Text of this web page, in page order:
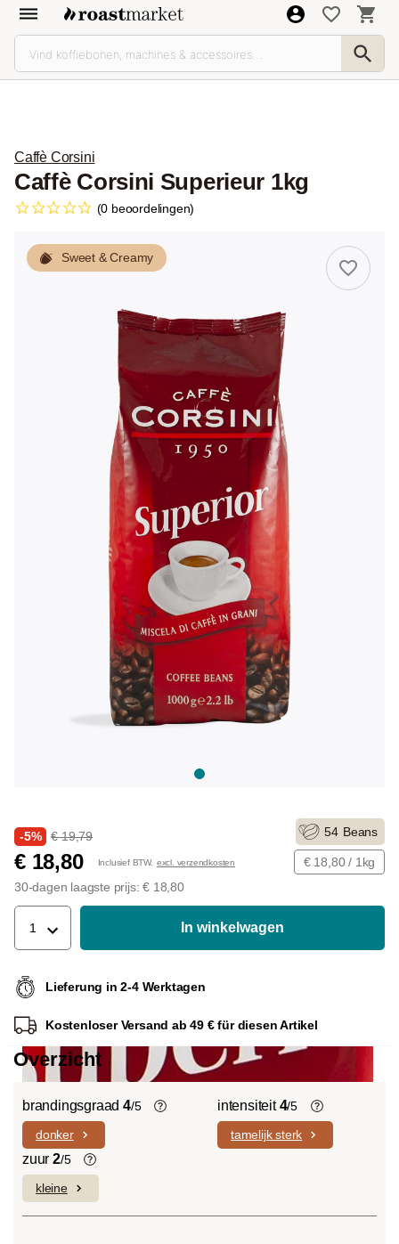
Caffè Corsini
Caffè Corsini Superieur 1kg
(0 beoordelingen)
Sweet & Creamy
-5% € 19,79
€ 18,80 Inclusief BTW. excl. verzendkosten
30-dagen laagste prijs: € 18,80
54 Beans
€ 18,80 / 1kg
1 In winkelwagen
Lieferung in 2-4 Werktagen
Kostenloser Versand ab 49 € für diesen Artikel
Overzicht
brandingsgraad 4/5
Light roast (licht Cinnamon Roast):
Uitgesproken fruitige smaken en
complexe zuren domineren met een
laag bitterheidsniveau.
donker
intensiteit4/5
De individuele smaken van de gebruikte
tamelijk sterk
zuur 2/5
Koffiebonen bevatten, net als veel ander
kleine